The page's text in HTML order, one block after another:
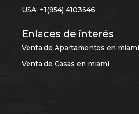
USA: +1(954) 4103646
Enlaces de interés
Venta de Apartamentos en miami
Venta de Casas en miami